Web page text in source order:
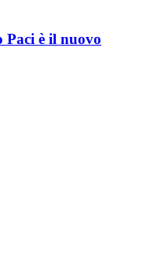
Paci è il nuovo